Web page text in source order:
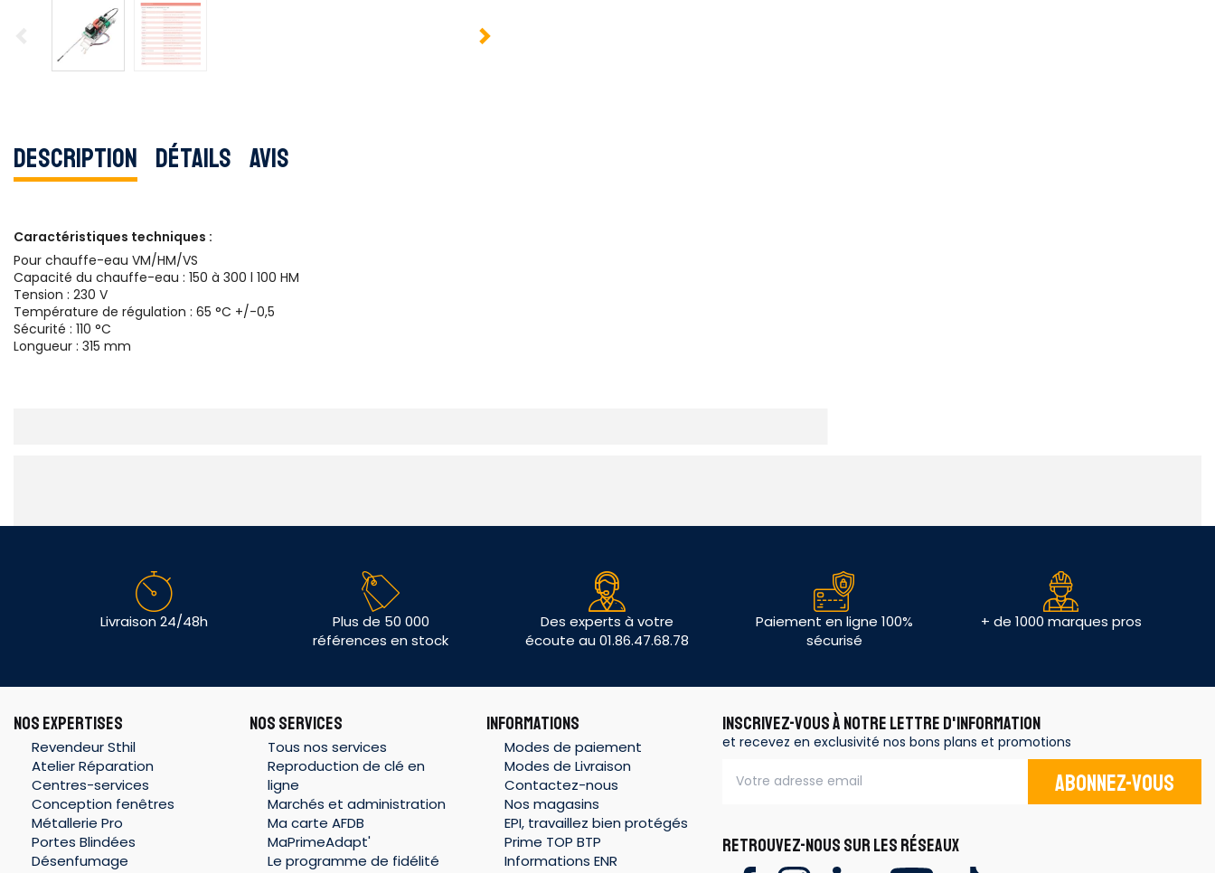
Description Détails Avis
Caractéristiques techniques :
Pour chauffe-eau VM/HM/VS
Capacité du chauffe-eau : 150 à 300 l 100 HM
Tension : 230 V
Température de régulation : 65 °C +/-0,5
Sécurité : 110 °C
Longueur : 315 mm
Livraison 24/48h
Plus de 50 000
références en stock
Des experts à votre
écoute au 01.86.47.68.78
Paiement en ligne 100%
sécurisé
+ de 1000 marques pros
NOS EXPERTISES
Revendeur Sthil
Atelier Réparation
Centres-services
Conception fenêtres
Métallerie Pro
Portes Blindées
Désenfumage
NOS SERVICES
Tous nos services
Reproduction de clé en
ligne
Marchés et administration
Ma carte AFDB
MaPrimeAdapt'
Le programme de fidélité
INFORMATIONS
Modes de paiement
Modes de Livraison
Contactez-nous
Nos magasins
EPI, travaillez bien protégés
Prime TOP BTP
Informations ENR
INSCRIVEZ-VOUS À NOTRE LETTRE D'INFORMATION
et recevez en exclusivité nos bons plans et promotions
Abonnez-vous
RETROUVEZ-NOUS SUR LES RÉSEAUX